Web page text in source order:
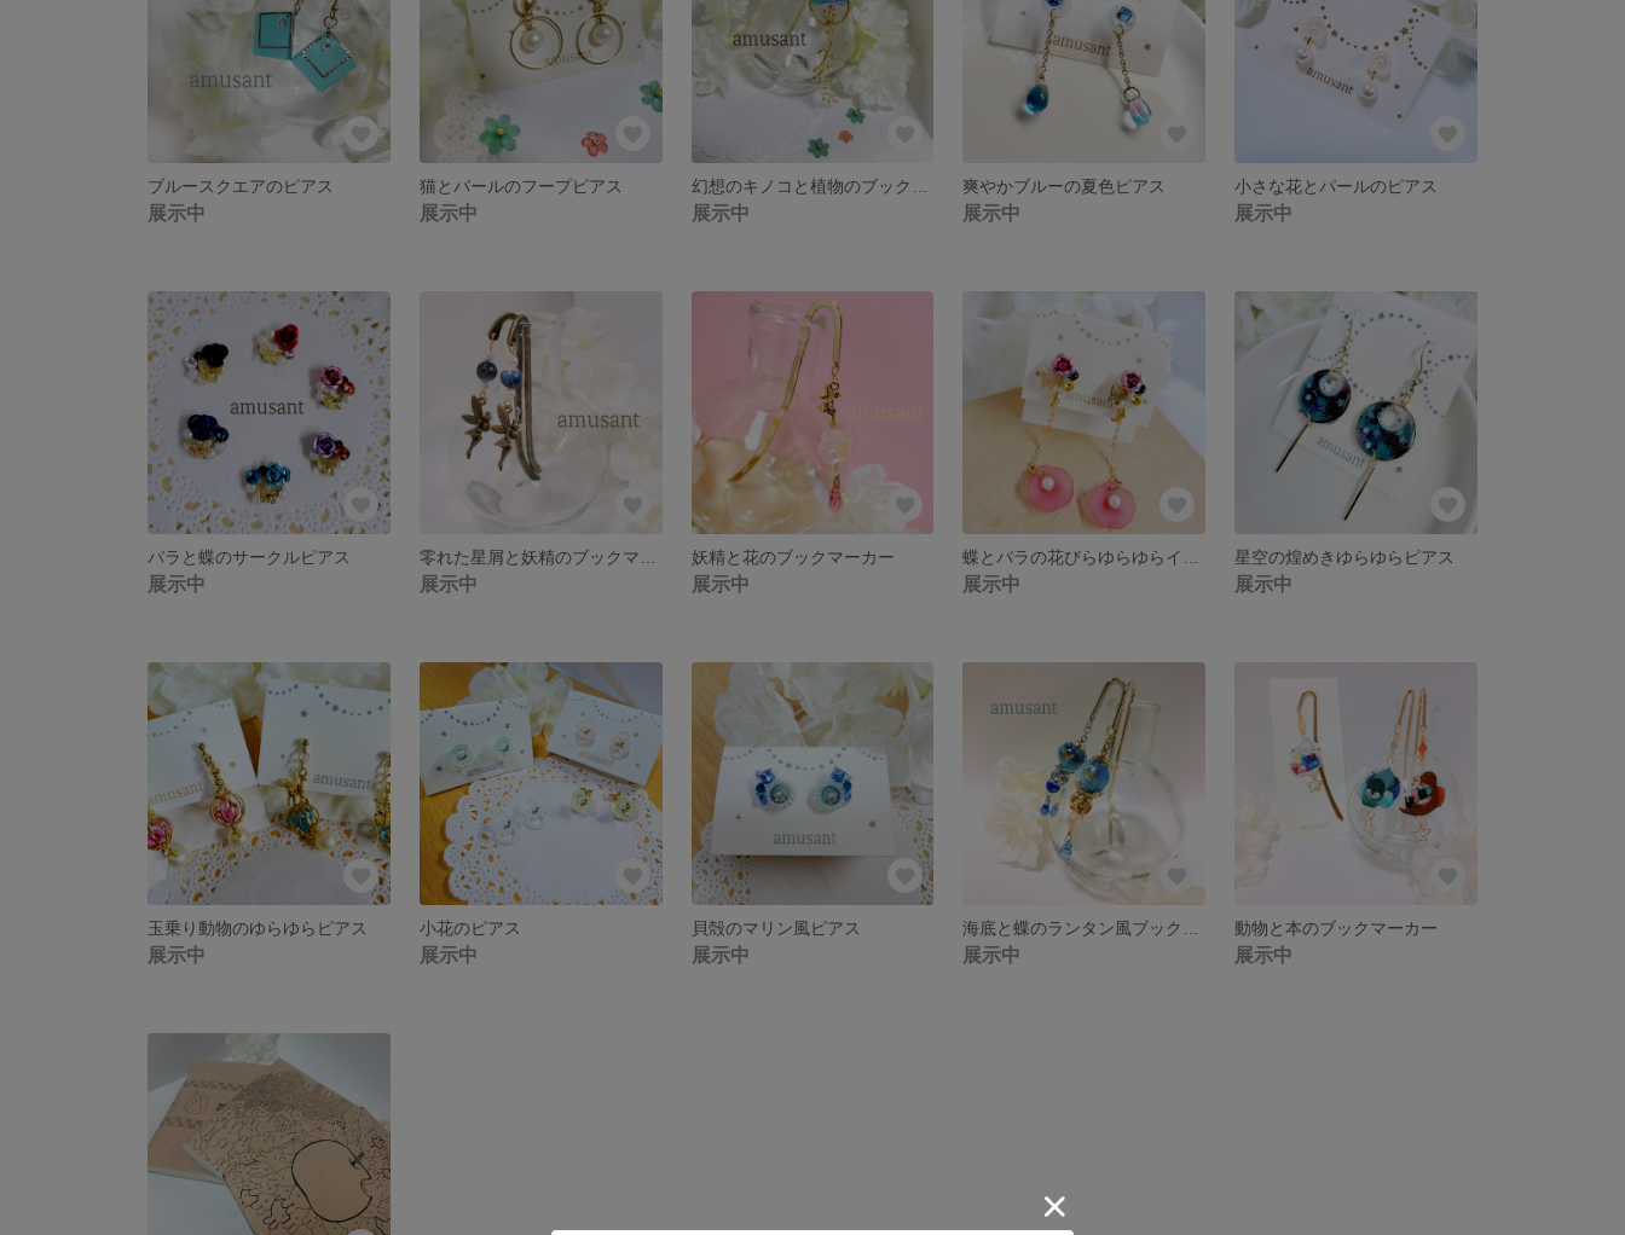
ブルースクエアのピアス
展示中
猫とパールのフープピアス
展示中 展示中
爽やかブルーの夏色ピアス
展示中
小さな花とパールのピアス
展示中
バラと蝶のサークルピアス
展示中 展示中
妖精と花のブックマーカー
展示中 展示中
星空の煌めきゆらゆらピアス
展示中
玉乗り動物のゆらゆらピアス
展示中
小花のピアス
展示中
貝殻のマリン風ピアス
展示中 展示中
動物と本のブックマーカー
展示中